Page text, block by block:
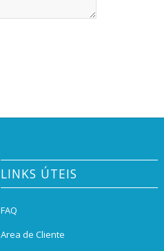
LINKS ÚTEIS
FAQ
Area de Cliente